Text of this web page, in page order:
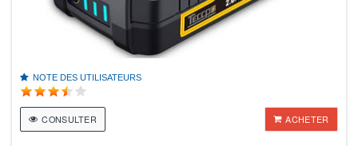
NOTE DES UTILISATEURS
CONSULTER ACHETER